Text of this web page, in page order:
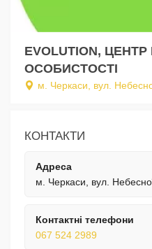
EVOLUTION,
ОСОБИСТОСТІ
м. Черкаси, вул.
КОНТАКТИ
Адреса
м. Черкаси, вул.
Контактні телефони
067 524 2989